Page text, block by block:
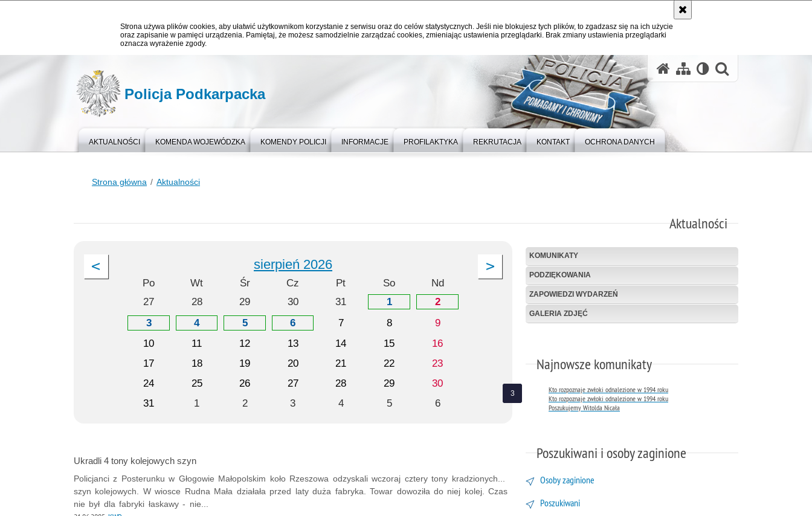
Strona używa plików cookies, aby ułatwić użytkownikom korzystanie z serwisu oraz do celów statystycznych. Jeśli nie blokujesz tych plików, to zgadzasz się na ich użycie
oraz zapisanie w pamięci urządzenia. Pamiętaj, że możesz samodzielnie zarządzać cookies, zmieniając ustawienia przeglądarki. Brak zmiany ustawienia przeglądarki
oznacza wyrażenie zgody.
Policja Podkarpacka
AKTUALNOŚCI KOMENDA WOJEWÓDZKA KOMENDY POLICJI INFORMACJE PROFILAKTYKA REKRUTACJA KONTAKT OCHRONA DANYCH
Strona główna Aktualności
Aktualności
sierpień 2026
Po Wt Śr Cz Pt So
Nd
27
28 29 30 31 1
2
3
4 5 6 7 8
9
10
11 12 13 14 15
16
17
18 19 20 21 22
23
24
25 26 27 28 29
30
31
1 2 3 4 5 6
Ukradli 4 tony kolejowych szyn
Policjanci z Posterunku w Głogowie Małopolskim koło Rzeszowa odzyskali wczoraj cztery tony kradzionych...
szyn kolejowych. W wiosce Rudna Mała działała przed laty duża fabryka. Towar dowoziła do niej kolej. Czas
nie był dla fabryki łaskawy - nie...
KOMUNIKATY
PODZIĘKOWANIA
ZAPOWIEDZI WYDARZEŃ
GALERIA ZDJĘĆ
Najnowsze komunikaty
Kto rozpoznaje zwłoki odnalezione w 1994 roku
Kto rozpoznaje zwłoki odnalezione w 1994 roku
Poszukujemy Witolda Nicała
Poszukiwani i osoby zaginione
Osoby zaginione
Poszukiwani